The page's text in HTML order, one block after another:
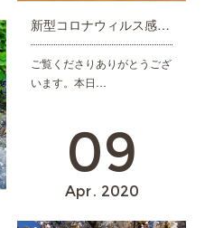
新型コロナウィルス感染防止対策につきまして
ご覧くださりありがとうござ
います。本日…
09
Apr 2020